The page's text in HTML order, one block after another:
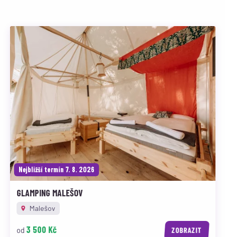
Nejbližší termín 7. 8. 2026
GLAMPING MALEŠOV
Malešov
od 3 500 Kč ZOBRAZIT